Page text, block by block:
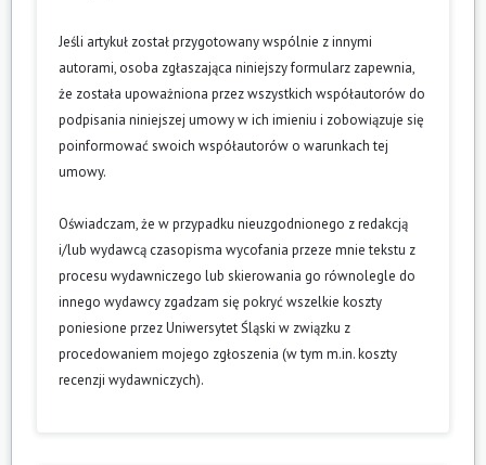
Jeśli artykuł został przygotowany wspólnie z innymi
autorami, osoba zgłaszająca niniejszy formularz zapewnia,
że została upoważniona przez wszystkich współautorów do
podpisania niniejszej umowy w ich imieniu i zobowiązuje się
poinformować swoich współautorów o warunkach tej
umowy.
Oświadczam, że w przypadku nieuzgodnionego z redakcją
i/lub wydawcą czasopisma wycofania przeze mnie tekstu z
procesu wydawniczego lub skierowania go równolegle do
innego wydawcy zgadzam się pokryć wszelkie koszty
poniesione przez Uniwersytet Śląski w związku z
procedowaniem mojego zgłoszenia (w tym m.in. koszty
recenzji wydawniczych).